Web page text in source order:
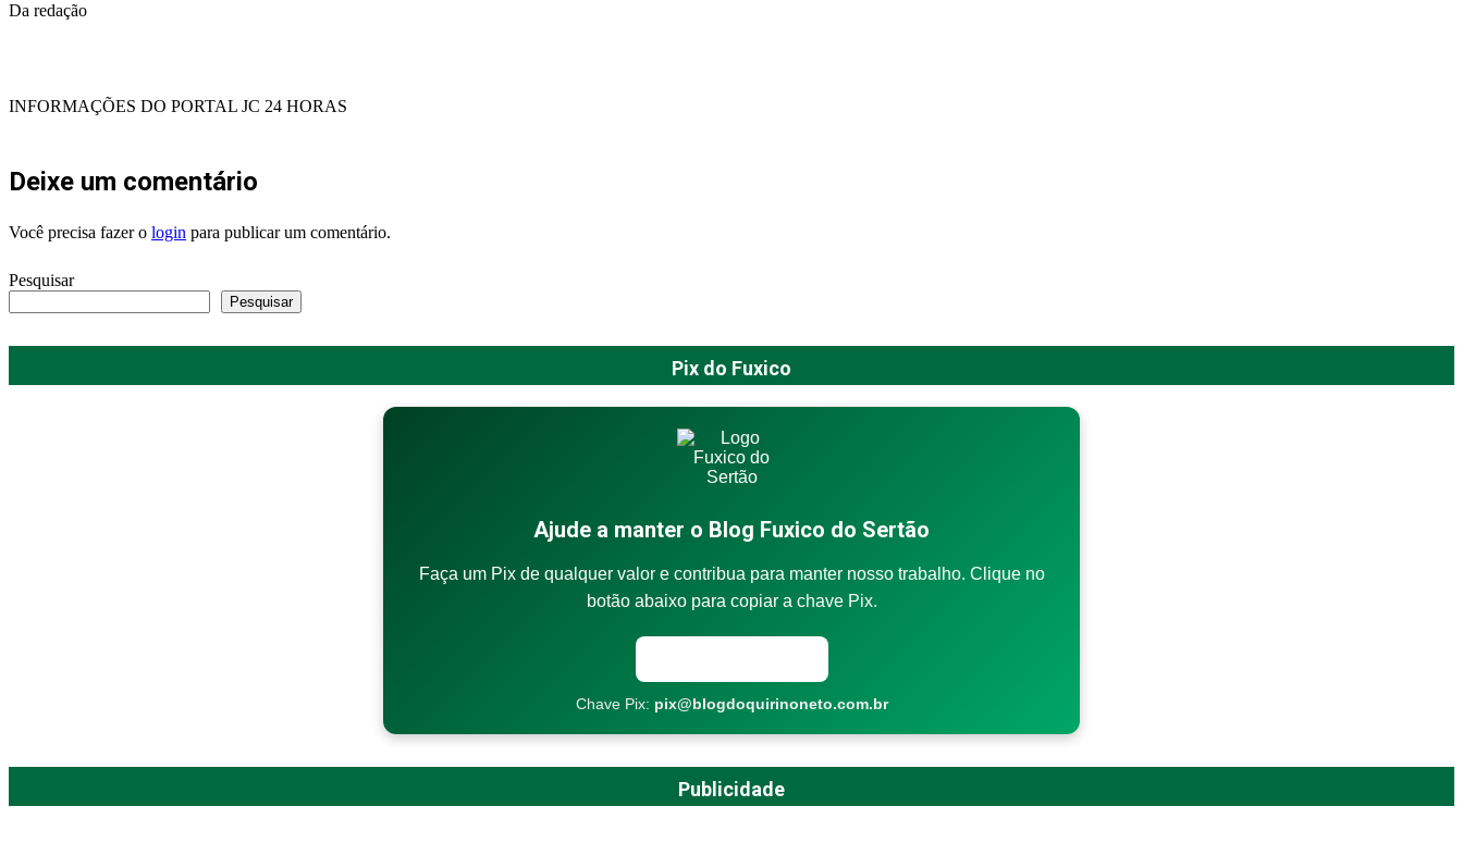
Da redação
INFORMAÇÕES DO PORTAL JC 24 HORAS
Deixe um comentário
Você precisa fazer o login para publicar um comentário.
Pesquisar
Pesquisar
Pix do Fuxico
Ajude a manter o Blog Fuxico do Sertão
Faça um Pix de qualquer valor e contribua para manter nosso trabalho. Clique no
botão abaixo para copiar a chave Pix.
Chave Pix: pix@blogdoquirinoneto.com.br
Publicidade